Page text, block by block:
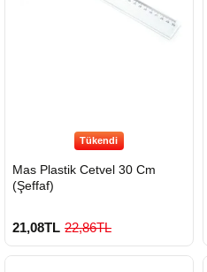
Tükendi
Mas Plastik Cetvel 30 Cm
(Şeffaf)
21,08TL 22,86TL